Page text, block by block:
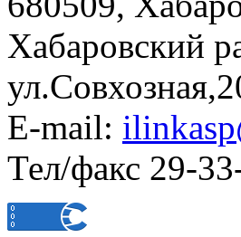
Хабаровский
E-mail:
Тел/факс 29-